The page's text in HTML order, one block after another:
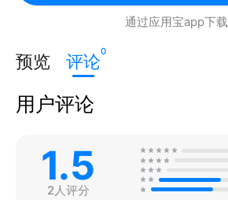
通过应用宝app下载
预览 评论0
用户评论
1.5
2人评分